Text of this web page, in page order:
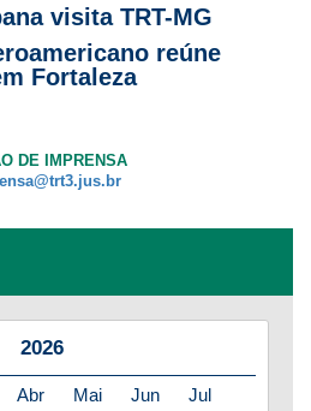
visita TRT-MG
reúne
Fortaleza
DE IMPRENSA
2026
Abr Mai Jun
Jul